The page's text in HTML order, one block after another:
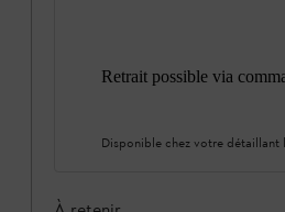
Retrait possible via
Disponible chez votre détaillant